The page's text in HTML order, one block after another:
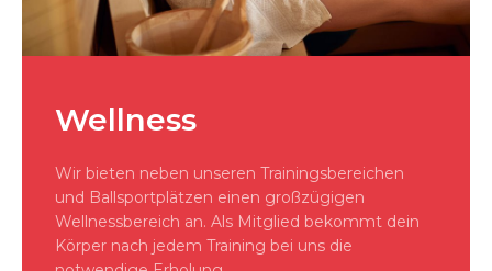
Wellness
Wir bieten neben unseren Trainingsbereichen
und Ballsportplätzen einen großzügigen
Wellnessbereich an. Als Mitglied bekommt dein
Körper nach jedem Training bei uns die